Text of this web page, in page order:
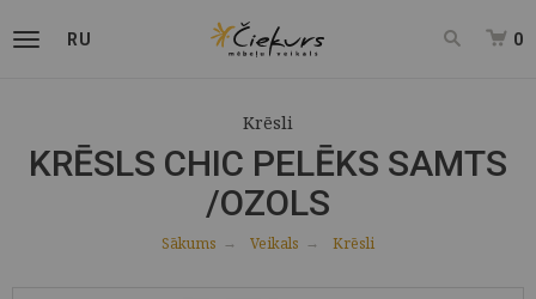
RU 0
Krēsli
KRĒSLS CHIC PELĒKS SAMTS
/OZOLS
Sākums Veikals Krēsli